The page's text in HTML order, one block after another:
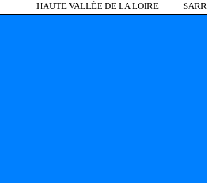
HAUTE VALLÉE DE LA LOIRE